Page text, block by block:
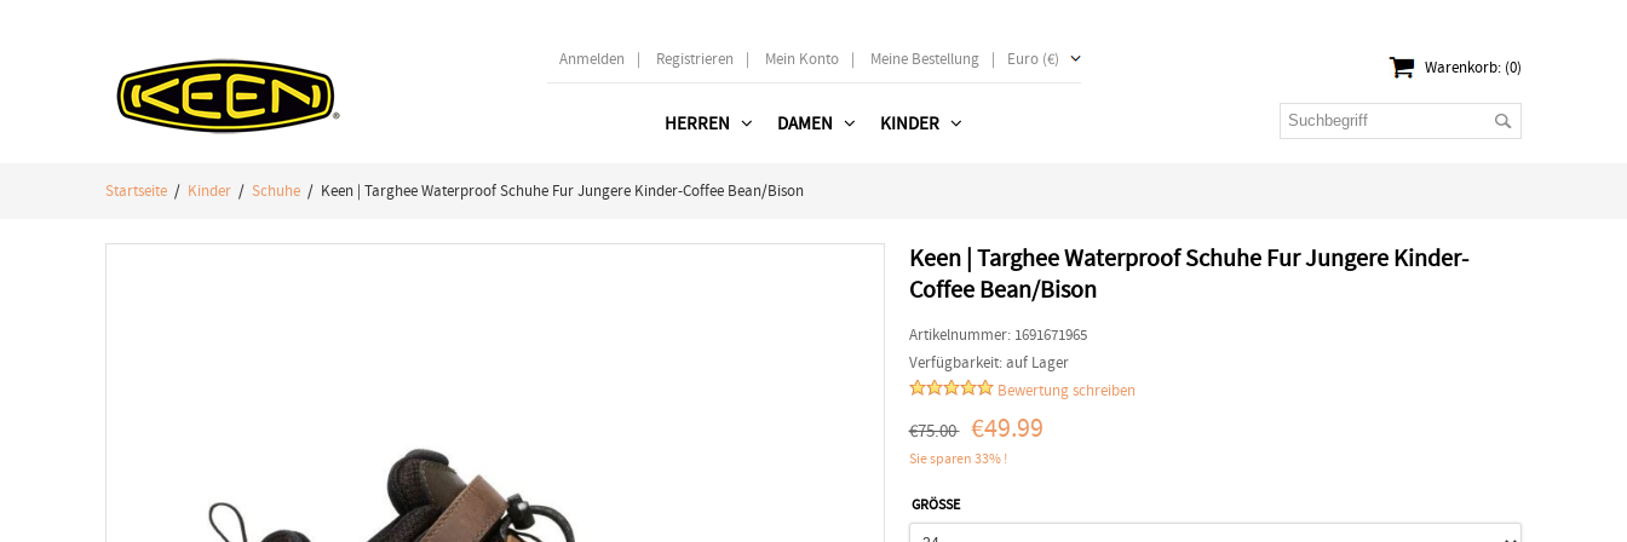
Anmelden | Registrieren | Mein Konto | Meine Bestellung | Euro (€) Warenkorb: (0)
HERREN DAMEN KINDER
Startseite / Kinder / Schuhe / Keen | Targhee Waterproof Schuhe Fur Jungere Kinder-Coffee Bean/Bison
Keen | Targhee Waterproof Schuhe Fur Jungere Kinder-
Coffee Bean/Bison
Artikelnummer: 1691671965
Verfügbarkeit:auf Lager
Bewertung schreiben
€75.00 €49.99
Sie sparen 33% !
GRÖSSE